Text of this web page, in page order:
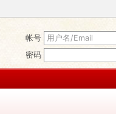
帐号
密码